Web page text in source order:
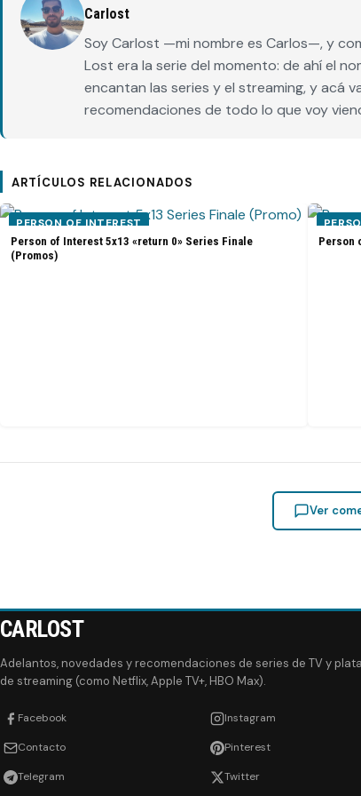
Carlost
Soy Carlost —mi nombre es Carlos—, y
Lost era la serie del momento: de ahí el
encantan las series y el streaming, y acá
recomendaciones de todo lo que voy
ARTÍCULOS RELACIONADOS
PERSON OF INTEREST
Person of Interest 5x13 «return 0» Series Finale
(Promos)
Person
Ver
CARLOST
Adelantos, novedades y recomendaciones de series de TV y
de streaming (como Netflix, Apple TV+, HBO Max).
Facebook Instagram
Contacto Pinterest
Telegram Twitter